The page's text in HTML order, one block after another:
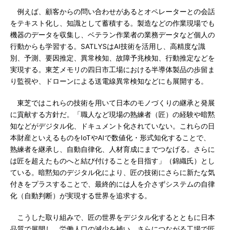
例えば、顧客からの問い合わせがあるとオペレーターとの会話
をテキスト化し、知識として蓄積する。製造などの作業現場でも
機器のデータを収集し、ベテラン作業者の業務データなど個人の
行動からも学習する。SATLYSはAI技術を活用し、高精度な識
別、予測、要因推定、異常検知、故障予兆検知、行動推定などを
実現する。東芝メモリの四日市工場における半導体製品の歩留ま
り監視や、ドローンによる送電線異常検知などにも展開する。
東芝ではこれらの技術を用いて日本のモノづくりの継承と発展
に貢献する方針だ。「職人など現場の熟練者（匠）の経験や暗黙
知などがデジタル化、ドキュメント化されていない。これらの日
本財産といえるものをIoTやAIで数値化・形式知化することで、
熟練者を継承し、自動自律化、人材育成にまでつなげる。さらに
は匠を超えたものへと結び付けることを目指す」（錦織氏）とし
ている。暗黙知のデジタル化により、匠の技術にさらに新たな気
付きをプラスすることで、最終的には人を介さずシステムの自律
化（自動判断）が実現する世界を追求する。
こうした取り組みで、匠の世界をデジタル化するとともに日本